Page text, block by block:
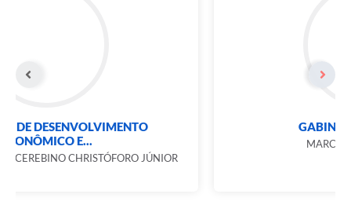
SECRETARIA DE DESENVOLVIMENTO
FRANCISCO NICOLA CEREBINO CHRISTÓFORO JÚNIOR